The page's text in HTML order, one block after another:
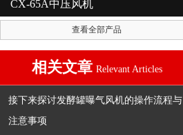
CX-65A中压风机
查看全部产品
相关文章 Relevant Articles
接下来探讨发酵罐曝气风机的操作流程与
注意事项